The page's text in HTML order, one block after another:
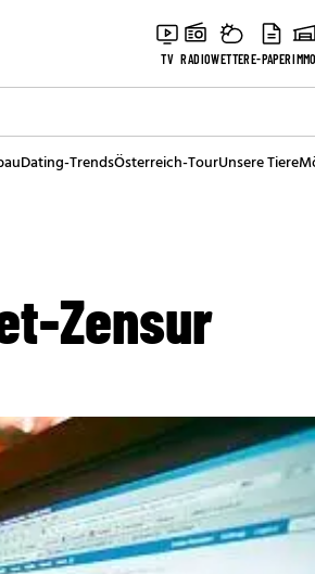
TV RADIOWETTERE-PAPERIMMO
Dating-TrendsÖsterreich-TourUnsere Tiere
Zensur